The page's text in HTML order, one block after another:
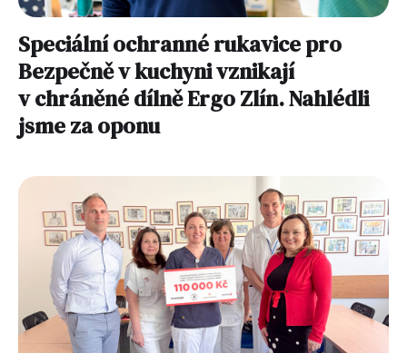
Speciální ochranné rukavice pro
Bezpečně v kuchyni vznikají
v chráněné dílně Ergo Zlín. Nahlédli
jsme za oponu